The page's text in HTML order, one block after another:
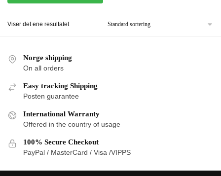
Viser det ene resultatet
Norge shipping
On all orders
Easy tracking Shipping
Posten guarantee
International Warranty
Offered in the country of usage
100% Secure Checkout
PayPal / MasterCard / Visa /VIPPS